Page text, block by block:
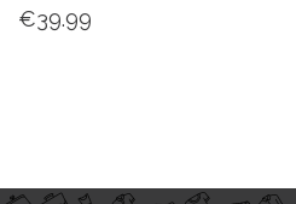
€39.99